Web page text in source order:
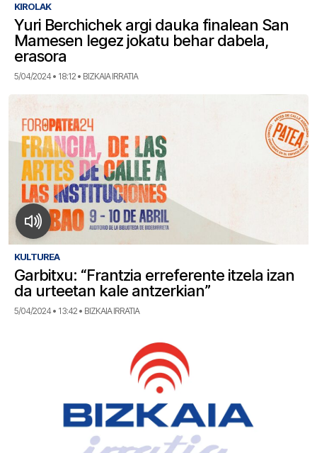
KIROLAK
Yuri Berchichek argi dauka finalean San
Mamesen legez jokatu behar dabela,
erasora
5/04/2024 • 18:12 • BIZKAIA IRRATIA
KULTUREA
Garbitxu: “Frantzia erreferente itzela izan
da urteetan kale antzerkian”
5/04/2024 • 13:42 • BIZKAIA IRRATIA